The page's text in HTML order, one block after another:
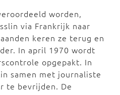
worden,
via Frankrijk naar
keren ze terug en
In april 1970 wordt
opgepakt. In
samen met journaliste
te bevrijden. De